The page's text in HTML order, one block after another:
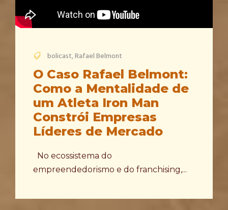
bolicast,Rafael Belmont
O Caso Rafael Belmont:
Como a Mentalidade de
um Atleta Iron Man
Constrói Empresas
Líderes de Mercado
No ecossistema do
empreendedorismo e do franchising,...